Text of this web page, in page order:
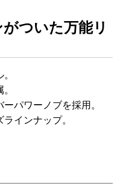
ついた万能リ
パワーノブを採用。
インナップ。